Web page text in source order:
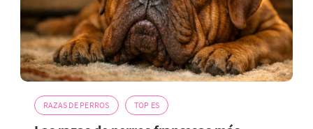
RAZAS DE PERROS TOP ES